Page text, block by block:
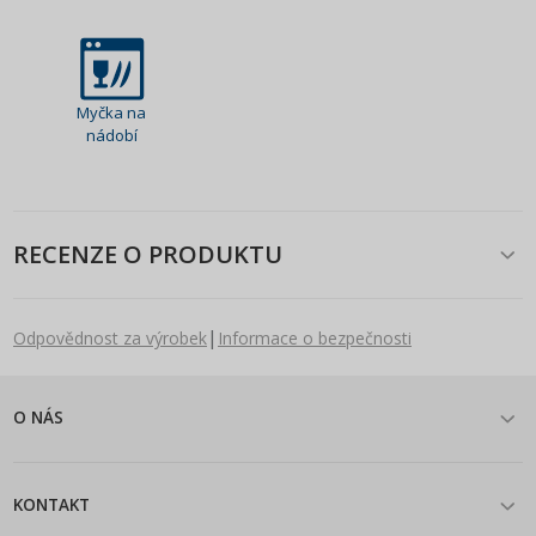
Myčka na
nádobí
RECENZE O PRODUKTU
Odpovědnost za výrobek| Informace o bezpečnosti
O NÁS
KONTAKT